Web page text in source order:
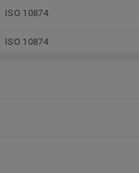
ISO 10874
ISO 10874